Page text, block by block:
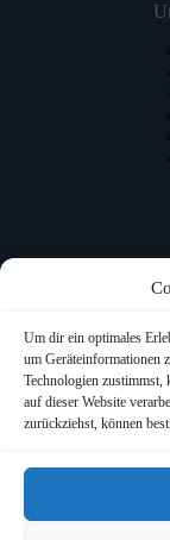
Um dir ein optimales
um Geräteinformationen
Technologien
auf dieser Website
zurückziehst, können